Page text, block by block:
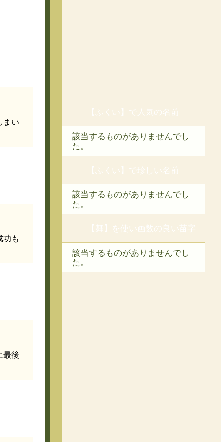
まい
功も
最後
【ふくい】で人気の名前
該当するものがありませんでし
た。
【ふくい】で珍しい名前
該当するものがありませんでし
た。
【舞】を使い画数の良い苗字
該当するものがありませんでし
た。